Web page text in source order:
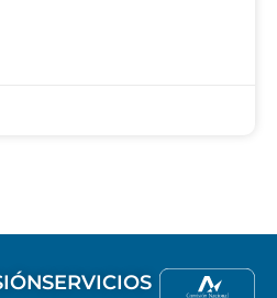
SERVICIOS